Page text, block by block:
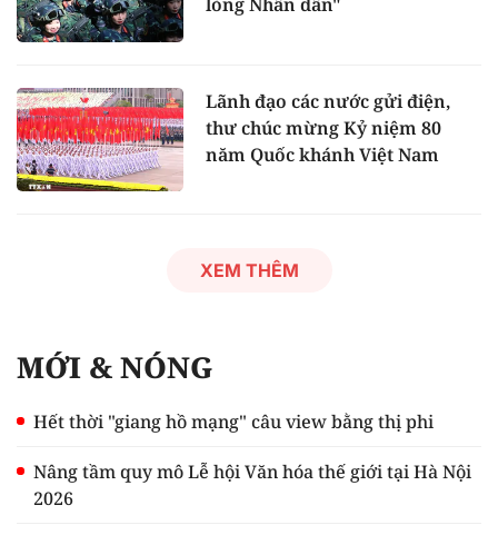
Lãnh đạo các nước gửi điện,
thư chúc mừng Kỷ niệm 80
năm Quốc khánh Việt Nam
XEM THÊM
MỚI & NÓNG
Hết thời "giang hồ mạng" câu view bằng thị phi
Nâng tầm quy mô Lễ hội Văn hóa thế giới tại Hà Nội
2026